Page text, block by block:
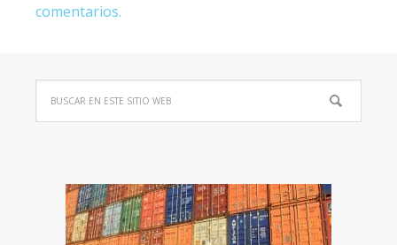
comentarios.